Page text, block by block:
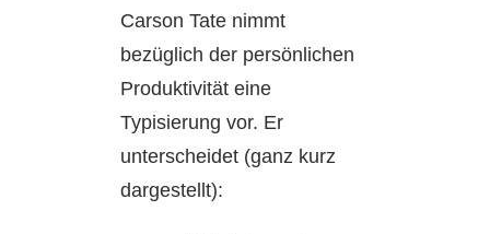
Carson Tate nimmt
bezüglich der persönlichen
Produktivität eine
Typisierung vor. Er
unterscheidet (ganz kurz
dargestellt):